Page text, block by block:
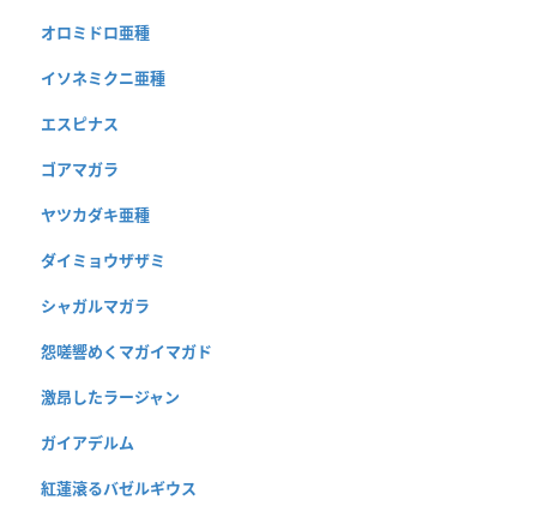
オロミドロ亜種
イソネミクニ亜種
エスピナス
ゴアマガラ
ヤツカダキ亜種
ダイミョウザザミ
シャガルマガラ
怨嗟響めくマガイマガド
激昂したラージャン
ガイアデルム
紅蓮滾るバゼルギウス